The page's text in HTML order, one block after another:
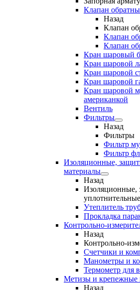
Клапан
Назад
Клапан
Клапан
Клапан
Кран шаровый
Кран шаровой
Кран шаровой
Кран шаровой
Кран шаровой
американкой
Вентиль
Фильтры
Назад
Фильтры
Фильтр
Фильтр
Изоляционные,
материалы
Назад
Изоляционные,
Утеплитель
Прокладка
Контрольно-
Назад
Контрольно-
Счетчики и
Манометры и
Термометр для
Метизы и крепежные
Назад